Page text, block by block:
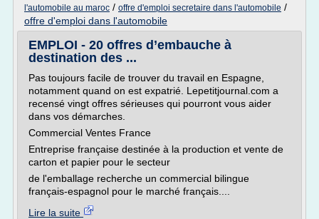
l'automobile au maroc / offre d'emploi secretaire dans l'automobile /
offre d'emploi dans l'automobile
EMPLOI - 20 offres d’embauche à
destination des ...
Pas toujours facile de trouver du travail en Espagne,
notamment quand on est expatrié. Lepetitjournal.com a
recensé vingt offres sérieuses qui pourront vous aider
dans vos démarches.
Commercial Ventes France
Entreprise française destinée à la production et vente de
carton et papier pour le secteur
de l'emballage recherche un commercial bilingue
français-espagnol pour le marché français....
Lire la suite